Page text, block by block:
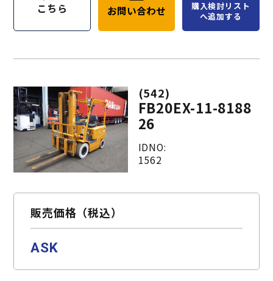
こちら
お問い合わせ
購入検討リスト
へ追加する
(542)
FB20EX-11-8188
26
IDNO:
1562
販売価格（税込）
ASK